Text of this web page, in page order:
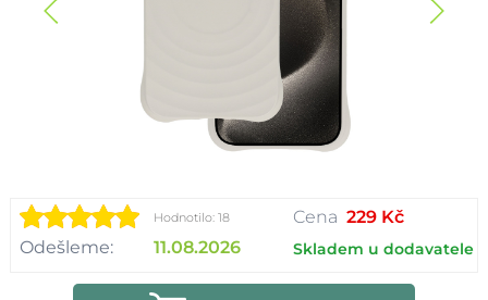
Hodnotilo: 18
Odešleme: 11.08.2026
Cena 229 Kč
Skladem u dodavatele